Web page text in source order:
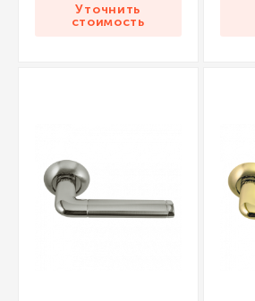
Уточнить
стоимость